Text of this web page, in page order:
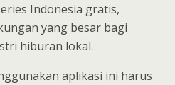
Indonesia gratis,
yang besar bagi
hiburan lokal.
aplikasi ini harus